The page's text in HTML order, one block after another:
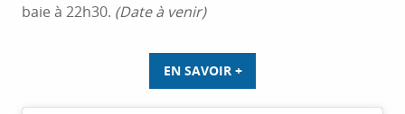
baie à 22h30. (Date à venir)
EN SAVOIR +